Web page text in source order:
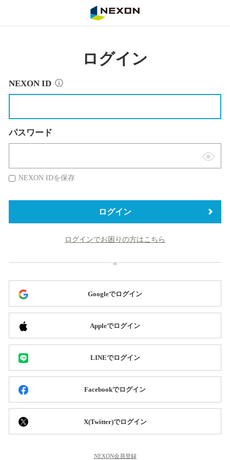
ログイン
NEXON ID
パスワード
表
替
NEXON IDを保存
ログイン
ログインでお困りの方はこちら
Googleでログイン
Appleでログイン
LINEでログイン
Facebookでログイン
X(Twitter)でログイン
NEXON会員登録